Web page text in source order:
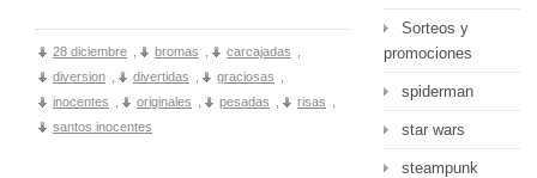
28 diciembre bromas carcajadas
diversion
divertidas graciosas
inocentes
originales pesadas risas
santos inocentes
Sorteos y
promociones
spiderman
star wars
steampunk